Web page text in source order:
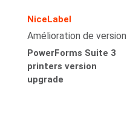
NiceLabel
Amélioration de version
PowerForms Suite 3
printers version
upgrade